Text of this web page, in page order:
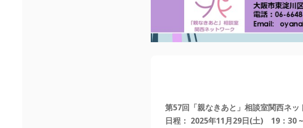
第57回「親なきあと」相談室関西ネッ
日程： 2025年11月29日(土) 19：30